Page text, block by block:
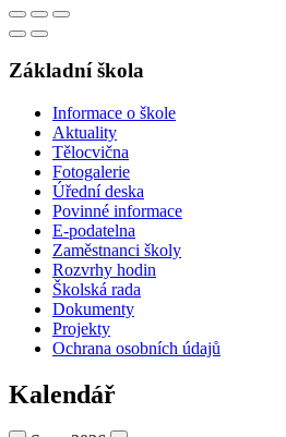
Základní škola
Informace o škole
Aktuality
Tělocvična
Fotogalerie
Úřední deska
Povinné informace
E-podatelna
Zaměstnanci školy
Rozvrhy hodin
Školská rada
Dokumenty
Projekty
Ochrana osobních údajů
Kalendář